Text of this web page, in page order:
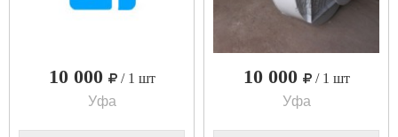
10 000
/ 1 шт
Уфа
10 000
/ 1 шт
Уфа